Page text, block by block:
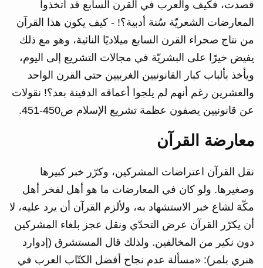
قصدت، فكيف والعرب في القرن السابع قد اتخذوا
المعارضات الشعريّة سُنة أدبية؟! - كيف يكون هذا القرآن
من نتاج صحراء القرن السابع ميلاديًا النائية، وهو مع ذلك
يفيض خيرًا على البشريّة في مجالات التشريع إلى اليوم،
ويأخذ بألباب كبار القانونيين الغربيين حتى القرن الواحد
والعشرين رغم أنهم لم يلجوا أعماقه الدفينة بعد؟! نقولات
عن قانونيين يصفون عظمة تشريع الإسلام ص450-451.
معارضة القرآن
نقل القرآن اعتراضات المشركين، وكرّر خبر كبيرها
وصغيرها. ولو كان في المعارضات ما هو أهل لفخر أهل
مكّة لشاع خبر الاستشهاد به، ولألزم القرآن أن يرد عليه، لا
أن يكرّر القرآن عرض التحدّي ونقل عجز بلغاء المشركين
دون نكير من المخالفين. ولذلك قال المستشرق (إدوارد
هنري بلمر): «مسألة عدم نجاح أفضل الكتّاب العرب في